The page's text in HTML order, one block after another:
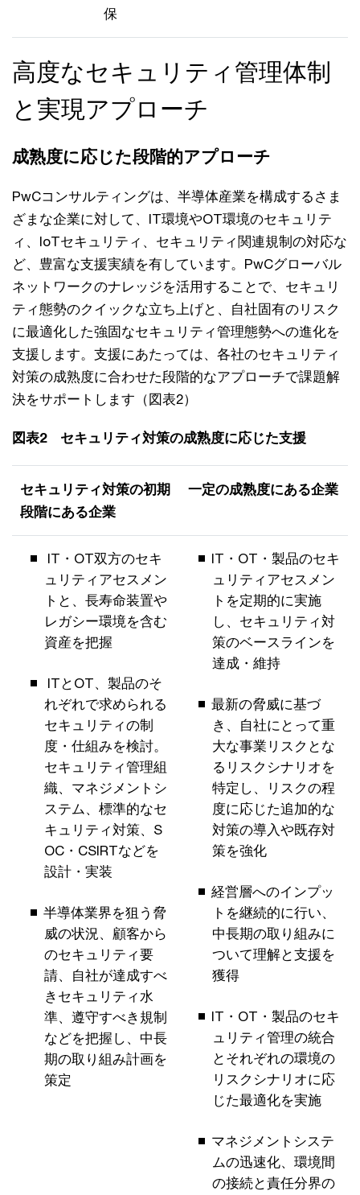
保
高度なセキュリティ管理体制
と実現アプローチ
成熟度に応じた段階的アプローチ
PwCコンサルティングは、半導体産業を構成するさま
ざまな企業に対して、IT環境やOT環境のセキュリテ
ィ、IoTセキュリティ、セキュリティ関連規制の対応な
ど、豊富な支援実績を有しています。PwCグローバル
ネットワークのナレッジを活用することで、セキュリ
ティ態勢のクイックな立ち上げと、自社固有のリスク
に最適化した強固なセキュリティ管理態勢への進化を
支援します。支援にあたっては、各社のセキュリティ
対策の成熟度に合わせた段階的なアプローチで課題解
決をサポートします（図表2）
図表2 セキュリティ対策の成熟度に応じた支援
セキュリティ対策の初期
段階にある企業
一定の成熟度にある企業
IT・OT双方のセキ
ュリティアセスメン
トと、長寿命装置や
レガシー環境を含む
資産を把握
ITとOT、製品のそ
れぞれで求められる
セキュリティの制
度・仕組みを検討。
セキュリティ管理組
織、マネジメントシ
ステム、標準的なセ
キュリティ対策、S
OC・CSIRTなどを
設計・実装
半導体業界を狙う脅
威の状況、顧客から
のセキュリティ要
請、自社が達成すべ
きセキュリティ水
準、遵守すべき規制
などを把握し、中長
期の取り組み計画を
策定
IT・OT・製品のセキ
ュリティアセスメン
トを定期的に実施
し、セキュリティ対
策のベースラインを
達成・維持
最新の脅威に基づ
き、自社にとって重
大な事業リスクとな
るリスクシナリオを
特定し、リスクの程
度に応じた追加的な
対策の導入や既存対
策を強化
経営層へのインプッ
トを継続的に行い、
中長期の取り組みに
ついて理解と支援を
獲得
IT・OT・製品のセキ
ュリティ管理の統合
とそれぞれの環境の
リスクシナリオに応
じた最適化を実施
マネジメントシステ
ムの迅速化、環境間
の接続と責任分界の